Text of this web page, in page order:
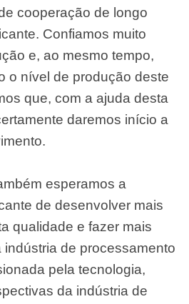
cooperação de longo
Confiamos muito
e, ao mesmo tempo,
o nível de produção deste
que, com a ajuda desta
daremos início a
esperamos a
de desenvolver mais
qualidade e fazer mais
de processamento
pela tecnologia,
da indústria de